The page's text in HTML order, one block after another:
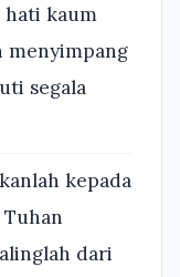
hati kaum
menyimpang
segala
kepada
dari